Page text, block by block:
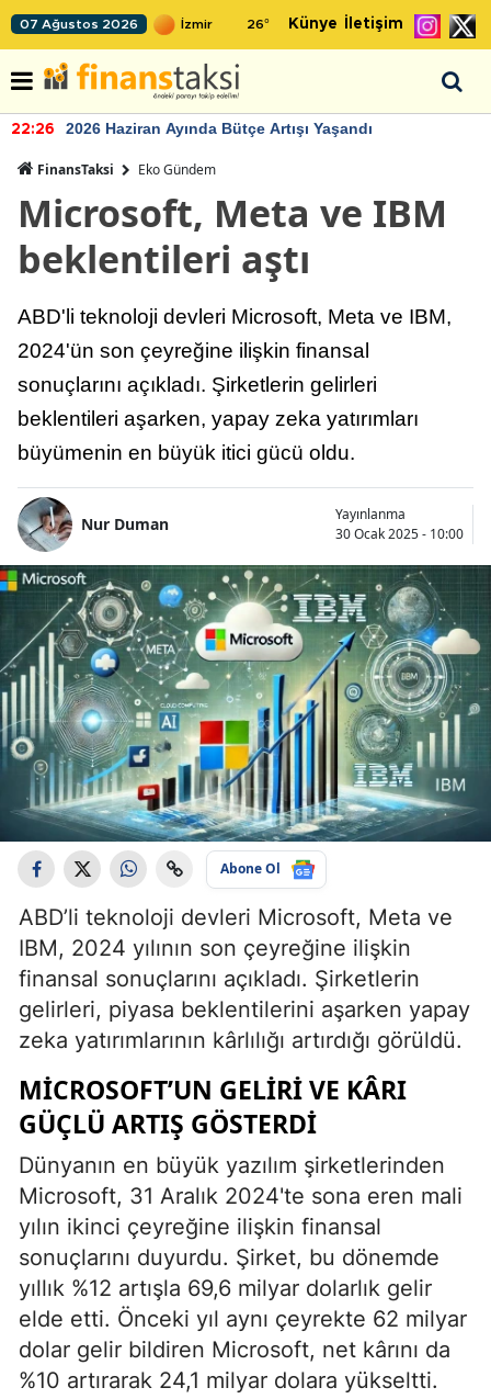
07 Ağustos 2026 26° Künye İletişim
22:26 2026 Haziran Ayında Bütçe Artışı Yaşandı
FinansTaksi Eko Gündem
Microsoft, Meta ve IBM
beklentileri aştı
ABD'li teknoloji devleri Microsoft, Meta ve IBM,
2024'ün son çeyreğine ilişkin finansal
sonuçlarını açıkladı. Şirketlerin gelirleri
beklentileri aşarken, yapay zeka yatırımları
büyümenin en büyük itici gücü oldu.
Nur Duman
Yayınlanma
30 Ocak 2025 - 10:00
Abone Ol
ABD’li teknoloji devleri Microsoft, Meta ve
IBM, 2024 yılının son çeyreğine ilişkin
finansal sonuçlarını açıkladı. Şirketlerin
gelirleri, piyasa beklentilerini aşarken yapay
zeka yatırımlarının kârlılığı artırdığı görüldü.
MICROSOFT’UN GELIRI VE KÂRI
GÜÇLÜ ARTIŞ GÖSTERDI
Dünyanın en büyük yazılım şirketlerinden
Microsoft, 31 Aralık 2024'te sona eren mali
yılın ikinci çeyreğine ilişkin finansal
sonuçlarını duyurdu. Şirket, bu dönemde
yıllık %12 artışla 69,6 milyar dolarlık gelir
elde etti. Önceki yıl aynı çeyrekte 62 milyar
dolar gelir bildiren Microsoft, net kârını da
%10 artırarak 24,1 milyar dolara yükseltti.